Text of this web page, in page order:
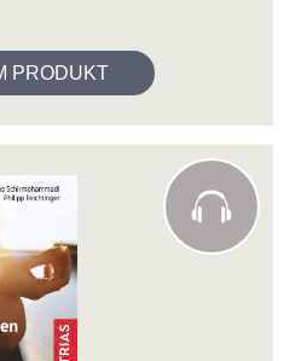
PRODUKT